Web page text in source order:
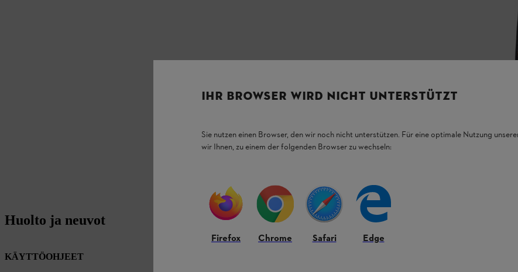
Huolto ja neuvot
KÄYTTÖOHJEET
IHR BROWSER WIRD NICHT UNTERSTÜTZT
Sie nutzen einen Browser, den wir noch nicht unterstützen. Für eine optimale Nutzung
wir Ihnen, zu einem der folgenden Browser zu wechseln:
Firefox Chrome Safari Edge